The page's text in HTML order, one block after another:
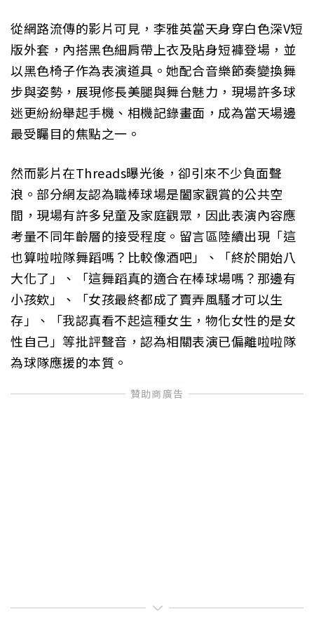
從網路流傳的影片可見，李雅英當天身穿白色深V短
版外套，內搭黑色細肩帶上衣及貼身短褲登場，並
以黑色椅子作為表演道具。她配合音樂節奏變換舞
步與姿勢，展現修長美腿與舞台魅力，現場許多球
迷更紛紛舉起手機、相機記錄畫面，成為當天場邊
最受矚目的焦點之一。
然而影片在Threads曝光後，卻引來不少負面聲
浪。部分網友認為職棒球場是闔家觀賞的公共空
間，現場有許多兒童及家庭觀眾，因此表演內容應
考量不同年齡層的接受程度。留言區陸續出現「這
也算啦啦隊舞蹈嗎？比較像酒吧」、「終於開始八
大化了」、「這舞蹈真的適合在棒球場嗎？那邊有
小孩欸」、「女孩最終都成了賣弄風騷才可以生
存」、「我認真看不起這種女生，物化女性的是女
性自己」等批評聲音，認為相關表演已偏離啦啦隊
為球隊應援的本質。